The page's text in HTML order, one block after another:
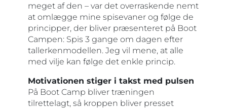
meget af den – var det overraskende nemt
at omlægge mine spisevaner og følge de
principper, der bliver præsenteret på Boot
Campen: Spis 3 gange om dagen efter
tallerkenmodellen. Jeg vil mene, at alle
med vilje kan følge det enkle princip.
Motivationen stiger i takst med pulsen
På Boot Camp bliver træningen
tilrettelagt, så kroppen bliver presset